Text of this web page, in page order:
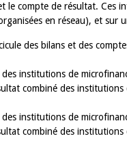
le compte de résultat. Ces
en réseau), et sur
des bilans et des
institutions de
combiné des institutions
institutions de
combiné des institutions
de
du 4
Président
22 juillet 2026
Mot
de
de la BCEAO